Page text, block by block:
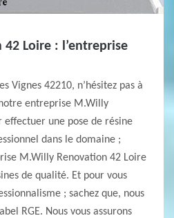
Loire : l’entreprise
Vignes 42210, n’hésitez pas à
entreprise M.Willy
effectuer une pose de résine
dans le domaine ;
M.Willy Renovation 42 Loire
de qualité. Et pour vous
; sachez que, nous
RGE. Nous vous assurons